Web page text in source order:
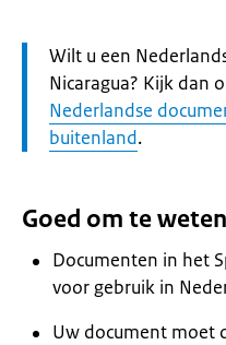
Let
op:
Wilt u een
Nicaragua? Kijk dan
Nederlandse
buitenland.
Goed om te weten
Documenten in het
voor gebruik in
Uw document moet